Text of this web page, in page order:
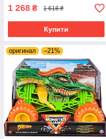
1 268 ₴ 1 618 ₴
Купити
оригинал –21%